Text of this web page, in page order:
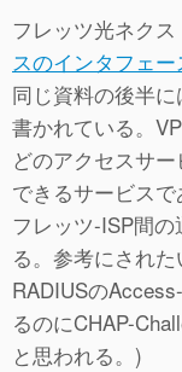
フレッツ光ネク
スのインタフェ
同じ資料の後半
書かれている。
どのアクセスサ
できるサービス
フレッツ-ISP間
る。参考にされ
RADIUSの
るのにCHAP-
と思われる。)